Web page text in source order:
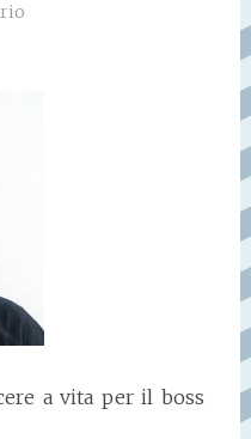
a vita per il boss